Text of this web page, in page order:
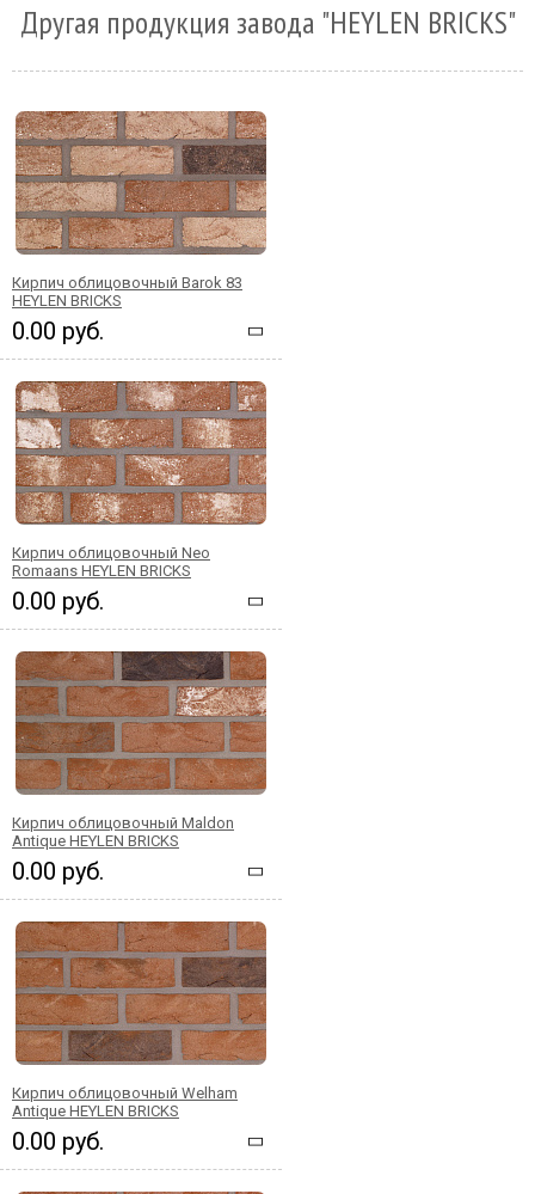
Другая продукция завода "HEYLEN BRICKS"
Кирпич облицовочный Barok 83
HEYLEN BRICKS
0.00 руб.
Кирпич облицовочный Neo
Romaans HEYLEN BRICKS
0.00 руб.
Кирпич облицовочный Maldon
Antique HEYLEN BRICKS
0.00 руб.
Кирпич облицовочный Welham
Antique HEYLEN BRICKS
0.00 руб.